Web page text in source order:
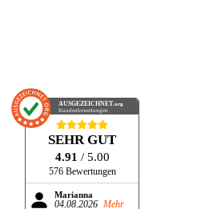
AUSGEZEICHNET.org
Kundenbewertungen
SEHR GUT
4.91 / 5.00
576 Bewertungen
Marianna
04.08.2026 Mehr